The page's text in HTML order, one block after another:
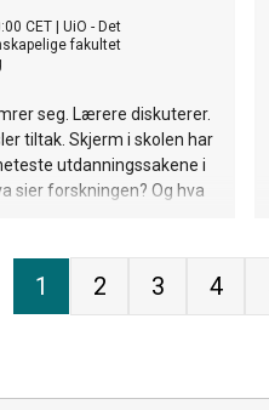
CET
UiO - Det
fakultet
seg. Lærere diskuterer.
tiltak. Skjerm i skolen har
utdanningssakene i
sier forskningen? Og hva
1 2 3 4